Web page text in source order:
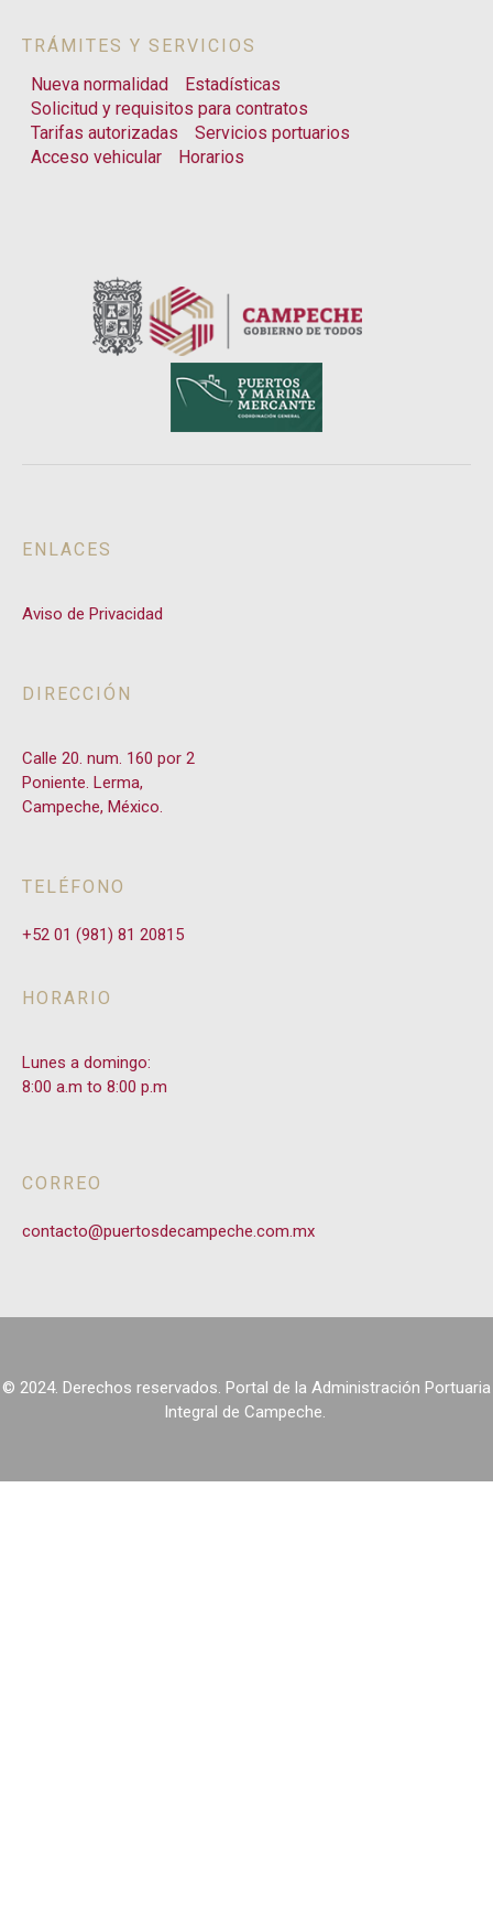
TRÁMITES Y SERVICIOS
Nueva normalidad
Estadísticas
Solicitud y requisitos para contratos
Tarifas autorizadas
Servicios portuarios
Acceso vehicular
Horarios
ENLACES
Aviso de Privacidad
DIRECCIÓN
Calle 20. num. 160 por 2
Poniente. Lerma,
Campeche, México.
TELÉFONO
+52 01 (981) 81 20815
HORARIO
Lunes a domingo:
8:00 a.m to 8:00 p.m
CORREO
contacto@puertosdecampeche.com.mx
© 2024. Derechos reservados. Portal de la Administración Portuaria
Integral de Campeche.